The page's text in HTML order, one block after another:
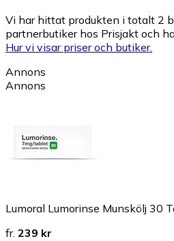
Vi har hittat produkten i totalt 2
partnerbutiker hos Prisjakt och
Hur vi visar priser och butiker.
Annons
Annons
Lumoral Lumorinse Munskölj 30
fr. 239 kr